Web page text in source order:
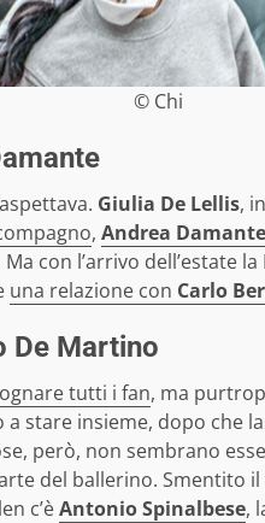
© Chi
Giulia De Lellis,
, Andrea Damante
con l’arrivo dell’estate
una relazione con Carlo
De Martino
tutti i fan, ma
stare insieme, dopo che
però, non sembrano
del ballerino. Smentito
c’èAntonio Spinalbese,